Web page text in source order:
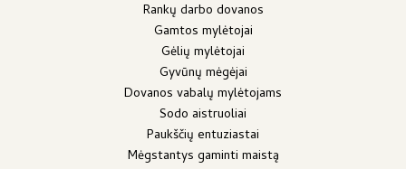
Rankų darbo dovanos
Gamtos mylėtojai
Gėlių mylėtojai
Gyvūnų mėgėjai
Dovanos vabalų mylėtojams
Sodo aistruoliai
Paukščių entuziastai
Mėgstantys gaminti maistą